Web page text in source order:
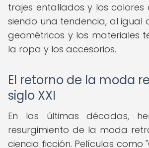
trajes entallados y los colores
siendo una tendencia, al igual
geométricos y los materiales
la ropa y los accesorios.
El retorno de la moda
siglo XXI
En las últimas décadas,
resurgimiento de la moda
ciencia ficción. Películas como